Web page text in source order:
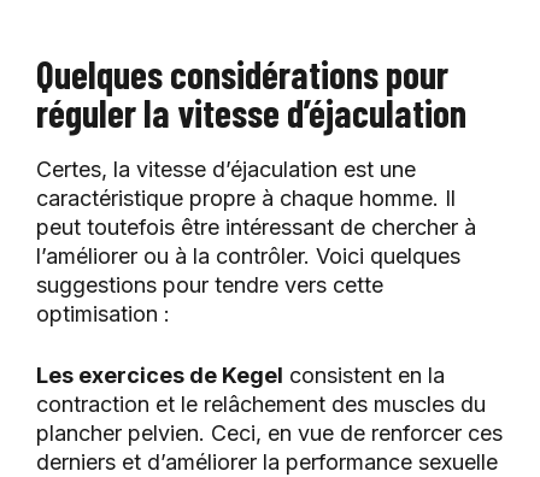
Quelques considérations pour
réguler la vitesse d’éjaculation
Certes, la vitesse d’éjaculation est une
caractéristique propre à chaque homme. Il
peut toutefois être intéressant de chercher à
l’améliorer ou à la contrôler. Voici quelques
suggestions pour tendre vers cette
optimisation :
Les exercices de Kegel consistent en la
contraction et le relâchement des muscles du
plancher pelvien. Ceci, en vue de renforcer ces
derniers et d’améliorer la performance sexuelle